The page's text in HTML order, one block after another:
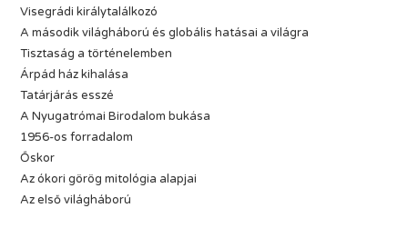
Visegrádi királytalálkozó
A második világháború és globális hatásai a világra
Tisztaság a történelemben
Árpád ház kihalása
Tatárjárás esszé
A Nyugatrómai Birodalom bukása
1956-os forradalom
Őskor
Az ókori görög mitológia alapjai
Az első világháború